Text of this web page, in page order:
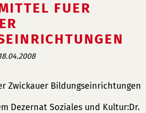
FUER
Zwickauer Bildungseinrichtungen
Dezernat Soziales und Kultur:Dr.